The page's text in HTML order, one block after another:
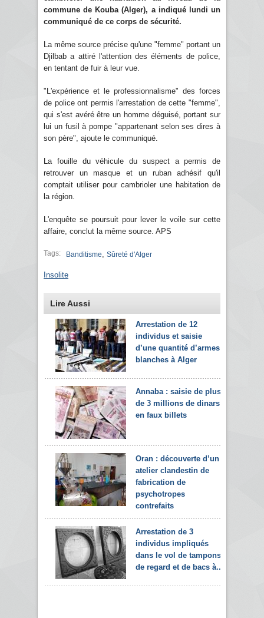
commune de Kouba (Alger), a indiqué lundi un
communiqué de ce corps de sécurité.
La même source précise qu'une "femme" portant un
Djilbab a attiré l'attention des éléments de police,
en tentant de fuir à leur vue.
"L'expérience et le professionnalisme" des forces
de police ont permis l'arrestation de cette "femme",
qui s'est avéré être un homme déguisé, portant sur
lui un fusil à pompe "appartenant selon ses dires à
son père", ajoute le communiqué.
La fouille du véhicule du suspect a permis de
retrouver un masque et un ruban adhésif qu'il
comptait utiliser pour cambrioler une habitation de
la région.
L'enquête se poursuit pour lever le voile sur cette
affaire, conclut la même source. APS
Tags: Banditisme Sûreté d'Alger
Insolite
Lire Aussi
Arrestation de 12
individus et saisie
d’une quantité d’armes
blanches à Alger
Annaba : saisie de plus
de 3 millions de dinars
en faux billets
Oran : découverte d’un
atelier clandestin de
fabrication de
psychotropes
contrefaits
Arrestation de 3
individus impliqués
dans le vol de tampons
de regard et de bacs à...